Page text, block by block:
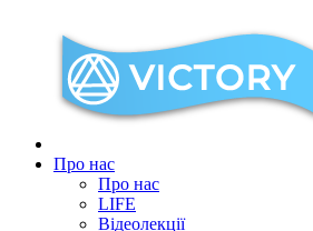
Про нас
Про нас
LIFE
Відеолекції